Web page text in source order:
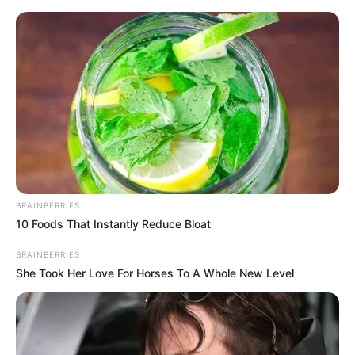
Z uniwersum Zacka Snydera:
„Człowiek ze stali”
Jacek Werner 4 marca 2021 Artykuły
Za równo dwa tygodnie do ofertyHBO Max i HBO GO
trafi
BRAINBERRIES
10 Foods That Instantly Reduce Bloat
BRAINBERRIES
She Took Her Love For Horses To A Whole New Level